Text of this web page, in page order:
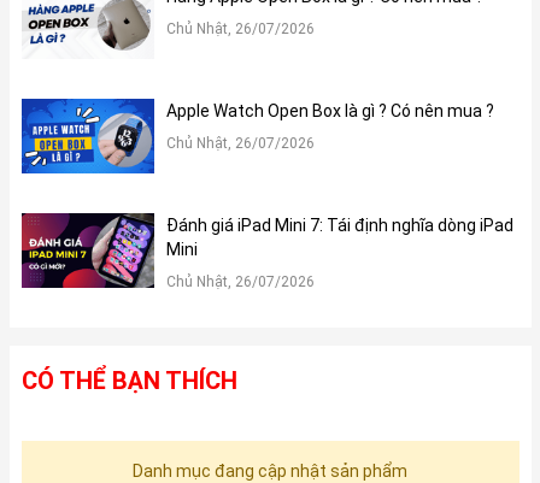
Chủ Nhật, 26/07/2026
Apple Watch Open Box là gì ? Có nên mua ?
Chủ Nhật, 26/07/2026
Đánh giá iPad Mini 7: Tái định nghĩa dòng iPad
Mini
Chủ Nhật, 26/07/2026
CÓ THỂ BẠN THÍCH
Danh mục đang cập nhật sản phẩm